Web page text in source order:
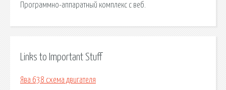
Программно-аппаратный комплекс с веб.
Links to Important Stuff
Ява 638 схема двигателя